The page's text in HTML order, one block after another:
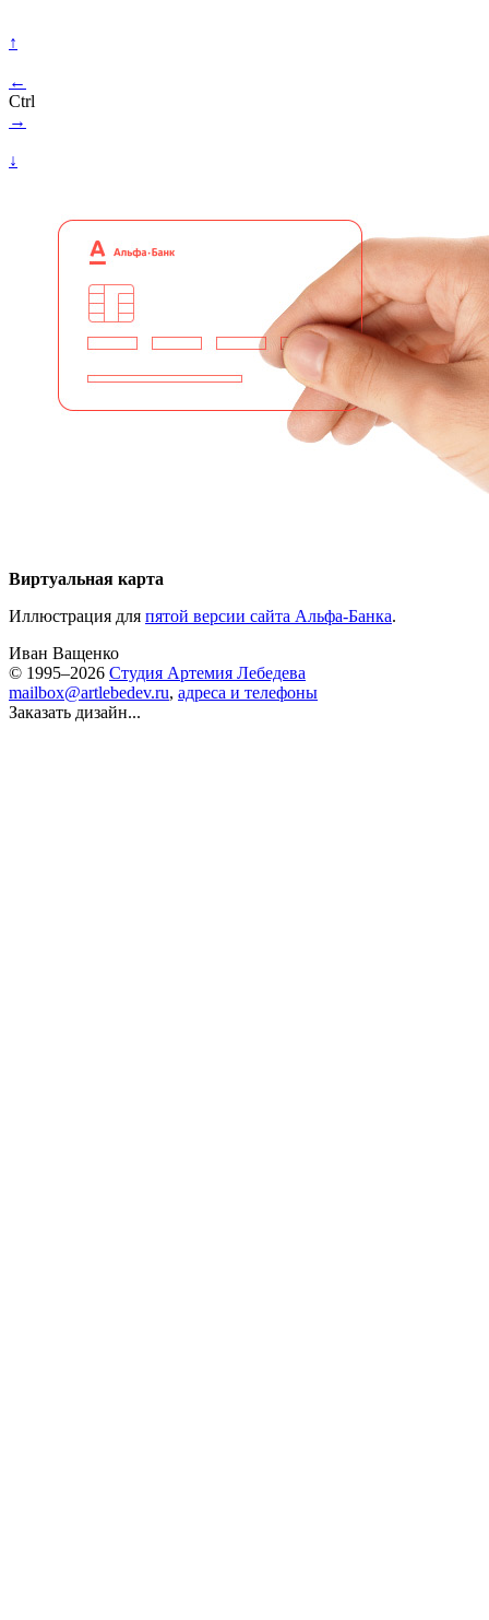
↑
←
Ctrl
→
↓
Виртуальная карта
Иллюстрация для пятой версии сайта Альфа-Банка.
Иван Ващенко
© 1995–2026 Студия Артемия Лебедева
mailbox@artlebedev.ru, адреса и телефоны
Заказать дизайн...